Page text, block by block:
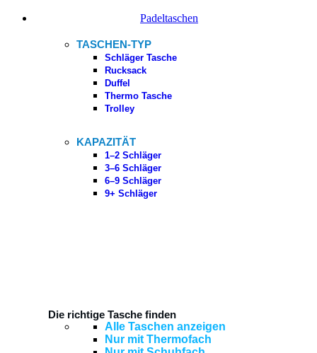
Padeltaschen
TASCHEN-TYP
Schläger Tasche
Rucksack
Duffel
Thermo Tasche
Trolley
KAPAZITÄT
1–2 Schläger
3–6 Schläger
6–9 Schläger
9+ Schläger
Die richtige Tasche finden
Alle Taschen anzeigen
Nur mit Thermofach